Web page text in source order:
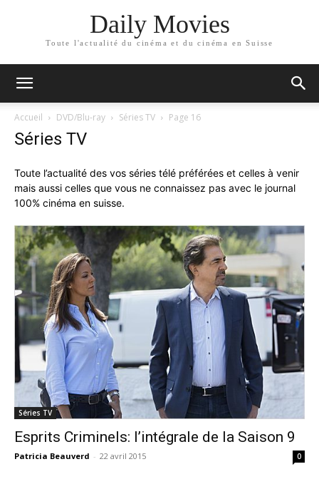
Daily Movies
Toute l'actualité du cinéma et du cinéma en Suisse
Accueil DVD/Blu-ray Séries TV Page 16
Séries TV
Toute l’actualité des vos séries télé préférées et celles à venir
mais aussi celles que vous ne connaissez pas avec le journal
100% cinéma en suisse.
Séries TV
Esprits Criminels: l’intégrale de la Saison 9
Patricia Beauverd - 22 avril 2015 0